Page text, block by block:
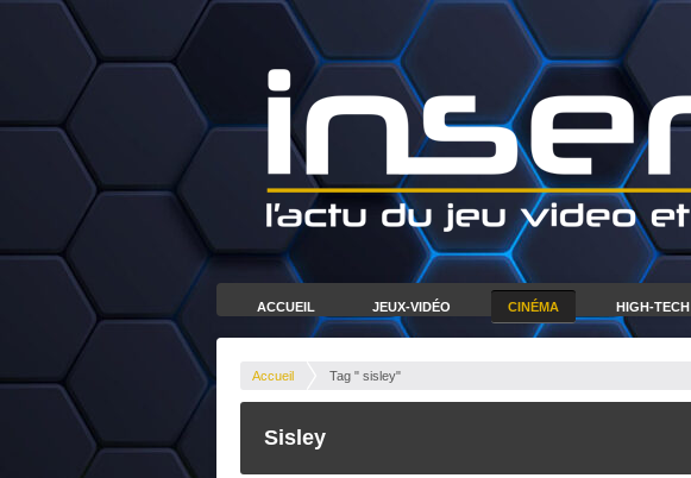
ACCUEIL JEUX-VIDÉO CINÉMA HIGH-TECH
Accueil Tag " sisley"
Sisley